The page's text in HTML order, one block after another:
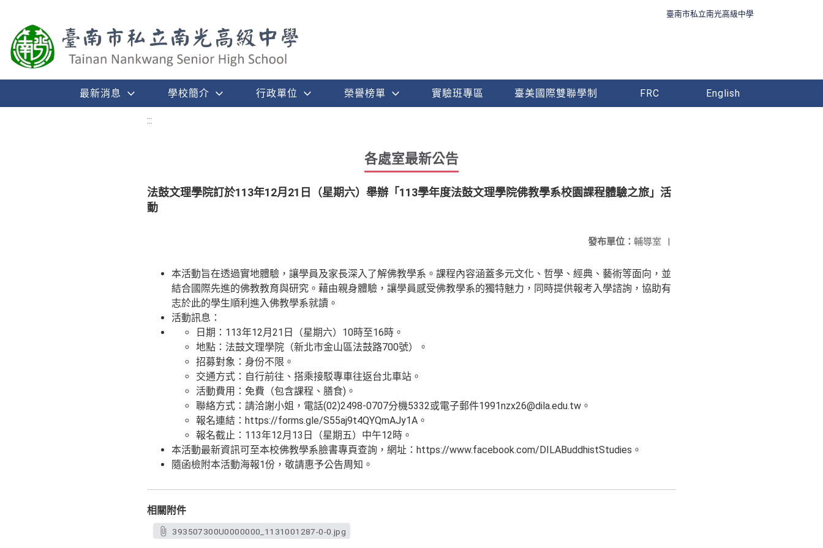
臺南市私立南光高級中學
最新消息 學校簡介 行政單位 榮譽榜單 實驗班專區 臺美國際雙聯學制 FRC English
:::
各處室最新公告
法鼓文理學院訂於113年12月21日（星期六）舉辦「113學年度法鼓文理學院佛教學系校園課程體驗之旅」活
動
發布單位： 輔導室 |
本活動旨在透過實地體驗，讓學員及家長深入了解佛教學系。課程內容涵蓋多元文化、哲學、經典、藝術等面向，並
結合國際先進的佛教教育與研究。藉由親身體驗，讓學員感受佛教學系的獨特魅力，同時提供報考入學諮詢，協助有
志於此的學生順利進入佛教學系就讀。
活動訊息：
日期：113年12月21日（星期六）10時至16時。
地點：法鼓文理學院（新北市金山區法鼓路700號）。
招募對象：身份不限。
交通方式：自行前往、搭乘接駁專車往返台北車站。
活動費用：免費（包含課程、膳食)。
聯絡方式：請洽謝小姐，電話(02)2498-0707分機5332或電子郵件1991nzx26@dila.edu.tw。
報名連結：https://forms.gle/S55aj9t4QYQmAJy1A。
報名截止：113年12月13日（星期五）中午12時。
本活動最新資訊可至本校佛教學系臉書專頁查詢，網址：https://www.facebook.com/DILABuddhistStudies。
隨函檢附本活動海報1份，敬請惠予公告周知。
相關附件
393507300U0000000_1131001287-0-0.jpg